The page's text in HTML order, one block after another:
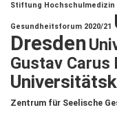
Stiftung Hochschulmedizin
Gesundheitsforum 2020/21
Dresden
Gustav Carus
Zentrum für Seelische